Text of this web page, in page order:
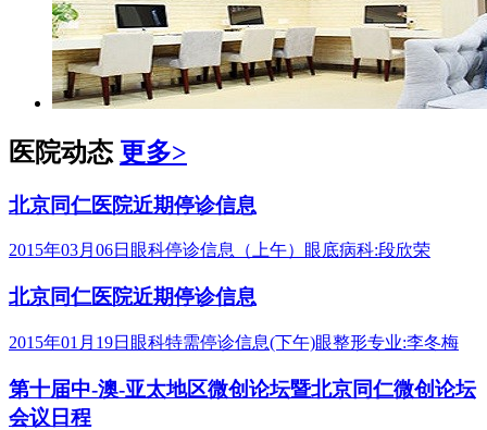
医院动态 更多>
北京同仁医院近期停诊信息
2015年03月06日眼科停诊信息（上午）眼底病科:段欣荣
北京同仁医院近期停诊信息
2015年01月19日眼科特需停诊信息(下午)眼整形专业:李冬梅
第十届中-澳-亚太地区微创论坛暨北京同仁微创论坛
会议日程